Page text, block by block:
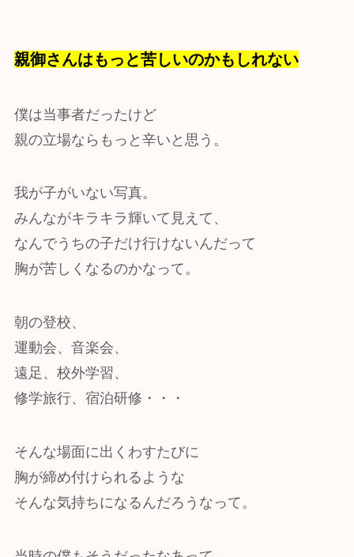
親御さんはもっと苦しいのかもしれない
僕は当事者だったけど
親の立場ならもっと辛いと思う。
我が子がいない写真。
みんながキラキラ輝いて見えて、
なんでうちの子だけ行けないんだって
胸が苦しくなるのかなって。
朝の登校、
運動会、音楽会、
遠足、校外学習、
修学旅行、宿泊研修・・・
そんな場面に出くわすたびに
胸が締め付けられるような
そんな気持ちになるんだろうなって。